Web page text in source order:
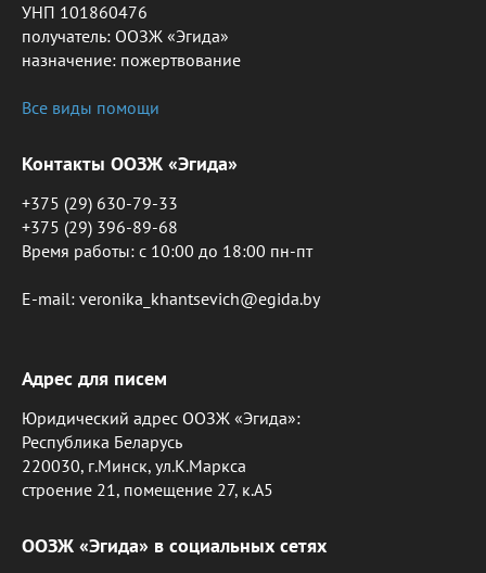
УНП 101860476
получатель: ООЗЖ «Эгида»
назначение: пожертвование
Все виды помощи
Контакты ООЗЖ «Эгида»
+375 (29) 630-79-33
+375 (29) 396-89-68
Время работы: c 10:00 до 18:00 пн-пт
E-mail: veronika_khantsevich@egida.by
Адрес для писем
Юридический адрес ООЗЖ «Эгида»:
Республика Беларусь
220030, г.Минск, ул.К.Маркса
строение 21, помещение 27, к.А5
ООЗЖ «Эгида» в социальных сетях